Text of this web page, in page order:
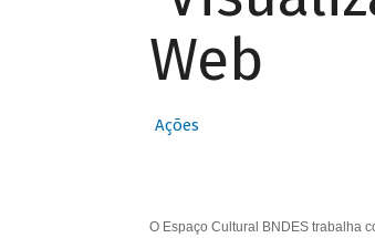
Web
Ações
O Espaço Cultural BNDES trabalha